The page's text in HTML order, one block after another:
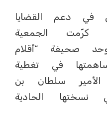
في دعم القضايا
كرّمت الجمعية
صحيفة “أقلام
في تغطية
سلطان بن
نسختها الحادية